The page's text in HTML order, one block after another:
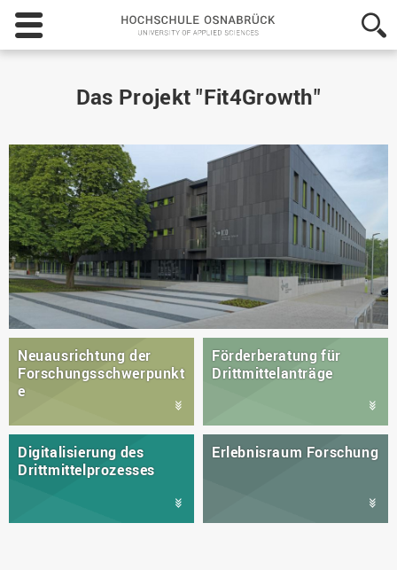
Hochschule
Osnabrück
-
of
Applied
Das Projekt "Fit4Growth"
Neuausrichtung der
Forschungsschwerpunkt
e
Förderberatung für
Drittmittelanträge
Digitalisierung des
Drittmittelprozesses
Erlebnisraum Forschung